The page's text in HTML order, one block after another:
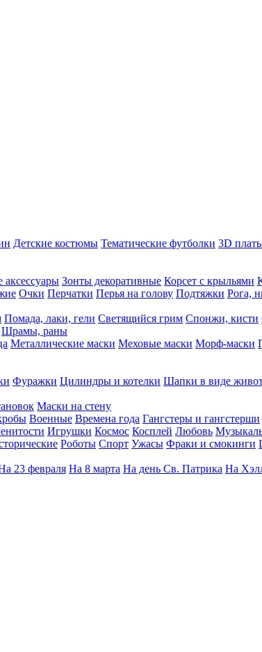
Детские костюмы Тематические футболки 3D
аксессуары Зонты декоративные Корсет с крыльями
Очки Перчатки Перья на голову Подтяжки Рога,
Помада, лаки, гели Светящийся грим Спонжи, кисти
Шрамы, раны
Металлические маски Меховые маски Морф-маски
Фуражки Цилиндры и котелки Шапки в виде
Маски на стену
Военные Времена года Гангстеры и гангстерши
Игрушки Космос Косплей Любовь
Роботы Спорт Ужасы Фраки и смокинги
23 февраля На 8 марта На день Св. Патрика На